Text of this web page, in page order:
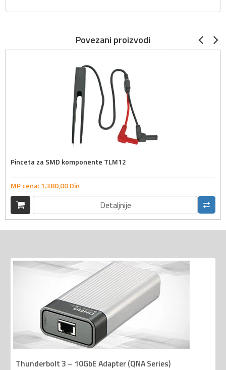
Povezani proizvodi
Pinceta za SMD komponente TLM12
MP cena:1.380,00Din
Detaljnije
Thunderbolt 3 – 10GbE Adapter (QNA Series)